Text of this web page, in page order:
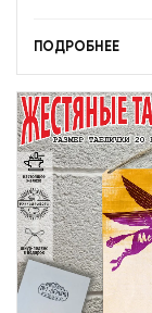
ПОДРОБНЕЕ